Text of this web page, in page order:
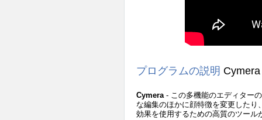
プログラムの説明
Cymera - この多機能のエディター
な編集のほかに顔特徴を変更した
効果を使用するための高質のツール